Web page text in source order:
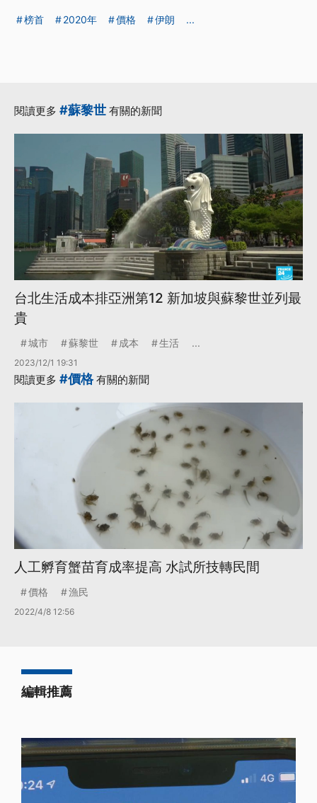
榜首 2020年 價格 伊朗 ...
閱讀更多 #蘇黎世 有關的新聞
台北生活成本排亞洲第12 新加坡與蘇黎世並列最
貴
城市 蘇黎世 成本 生活 ...
2023/12/1 19:31
閱讀更多 #價格有關的新聞
人工孵育蟹苗育成率提高 水試所技轉民間
價格 漁民
2022/4/8 12:56
編輯推薦